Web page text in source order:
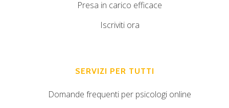
Presa in carico efficace
Iscriviti ora
SERVIZI PER TUTTI
Domande frequenti per psicologi online